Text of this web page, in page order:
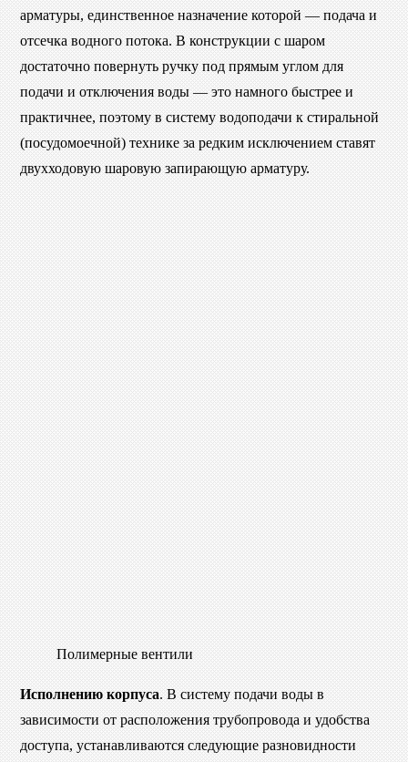
арматуры, единственное назначение которой — подача и
отсечка водного потока. В конструкции с шаром
достаточно повернуть ручку под прямым углом для
подачи и отключения воды — это намного быстрее и
практичнее, поэтому в систему водоподачи к стиральной
(посудомоечной) технике за редким исключением ставят
двухходовую шаровую запирающую арматуру.
Полимерные вентили
Исполнению корпуса. В систему подачи воды в
зависимости от расположения трубопровода и удобства
доступа, устанавливаются следующие разновидности